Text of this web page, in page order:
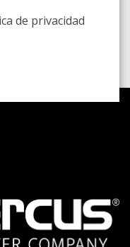
de privacidad